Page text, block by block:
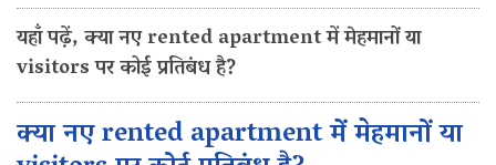
यहाँ पढ़ें, क्या नए rented apartment में मेहमानों या
visitors पर कोई प्रतिबंध है?
क्या नए rented apartment में मेहमानों या